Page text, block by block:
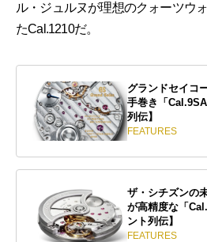
ル・ジュルヌが理想のクォーツウ
たCal.1210だ。
グランドセイコ
手巻き「
列伝】
FEATURES
ザ・シチズンの
が高精度な「
ント列伝】
FEATURES